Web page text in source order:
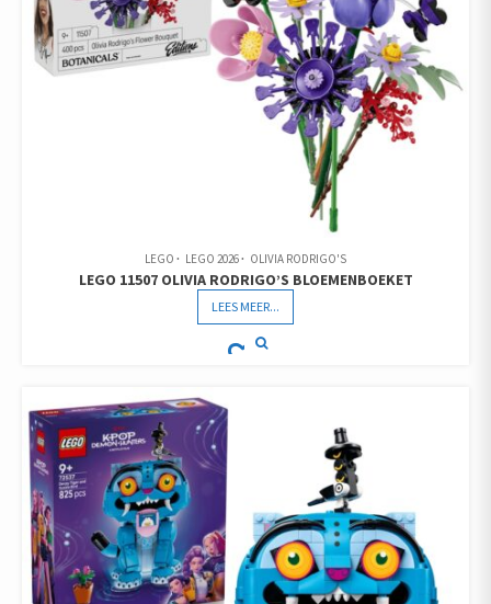
LEGO LEGO 2026 OLIVIA RODRIGO'S
LEGO 11507 OLIVIA RODRIGO’S BLOEMENBOEKET
LEES MEER...